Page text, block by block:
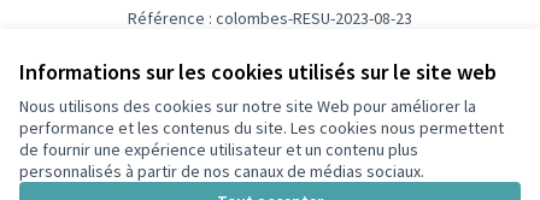
Informations sur les cookies utilisés sur le site web
Nous utilisons des cookies sur notre site Web pour améliorer la
performance et les contenus du site. Les cookies nous permettent
de fournir une expérience utilisateur et un contenu plus
personnalisés à partir de nos canaux de médias sociaux.
Référence : colombes-RESU-2023-08-23
Conditions d'utilisation
Paramètres des cookies
participons.colombes.fr sur Facebook
(Lien externe)